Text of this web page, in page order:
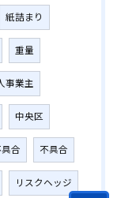
紙詰まり
重量
事業主
中央区
具合 不具合
リスクヘッジ